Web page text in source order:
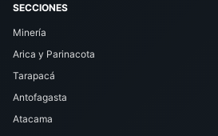
SECCIONES
Minería
Arica y Parinacota
Tarapacá
Antofagasta
Atacama